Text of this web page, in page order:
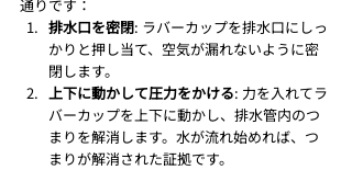
通りです：
排水口を密閉: ラバーカップを排水口にしっ
かりと押し当て、空気が漏れないように密
閉します。
上下に動かして圧力をかける: 力を入れてラ
バーカップを上下に動かし、排水管内のつ
まりを解消します。水が流れ始めれば、つ
まりが解消された証拠です。